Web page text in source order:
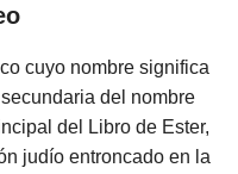
cuyo nombre significa
del nombre
del Libro de Ester,
judío entroncado en la